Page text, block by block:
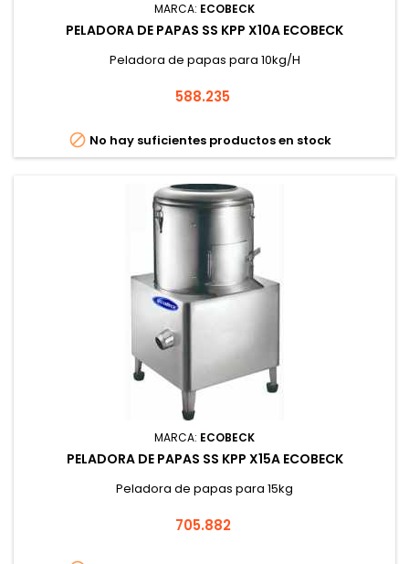
MARCA: ECOBECK
PELADORA DE PAPAS SS KPP X10A ECOBECK
Peladora de papas para 10kg/H
Precio
588.235
 No hay suficientes productos en stock
MARCA: ECOBECK
PELADORA DE PAPAS SS KPP X15A ECOBECK
Peladora de papas para 15kg
Precio
705.882